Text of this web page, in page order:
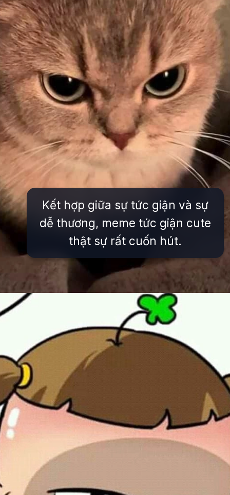
Kết hợp giữa sự tức giận và sự
dễ thương, meme tức giận cute
thật sự rất cuốn hút.
https://issiloo.edu.vn/gian-meme